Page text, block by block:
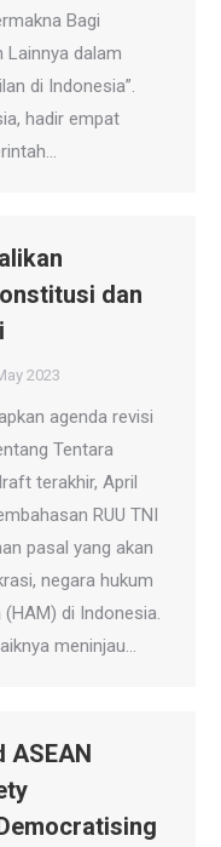
Bagi
Lainnya dalam
di Indonesia”.
hadir empat
dan
2023
agenda revisi
Tentara
terakhir, April
RUU TNI
pasal yang akan
negara hukum
di Indonesia.
meninjau…
ASEAN